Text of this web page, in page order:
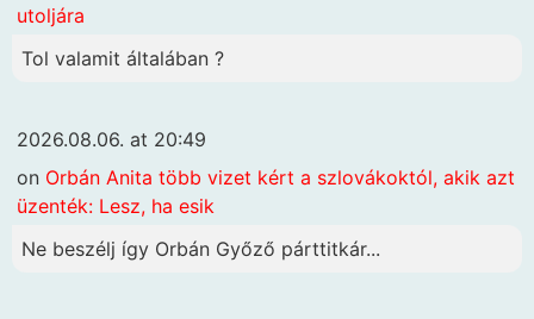
utoljára
Tol valamit általában ?
2026.08.06. at 20:49
on Orbán Anita több vizet kért a szlovákoktól, akik azt
üzenték: Lesz, ha esik
Ne beszélj így Orbán Győző párttitkár...